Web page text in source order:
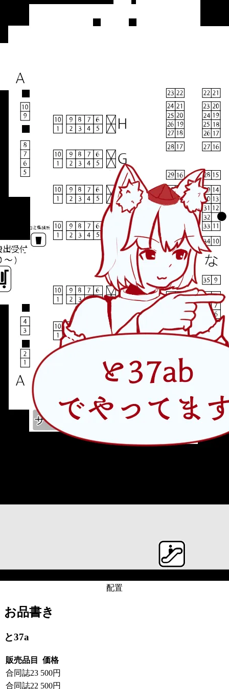
配置
お品書き
と37a
販売品目
価格
合同誌23 500円
合同誌22 500円